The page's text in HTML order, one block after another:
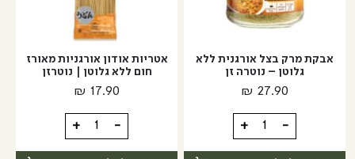
אבקת מרק בצל אורגנית ללא
גלוטן – נוטרה זן
₪ 27.90
-
כמות
של
+
אטריות אודון אורגניות מאורז
חום ללא גלוטן | נוטרזן
₪ 17.90
-
כמות
של
+